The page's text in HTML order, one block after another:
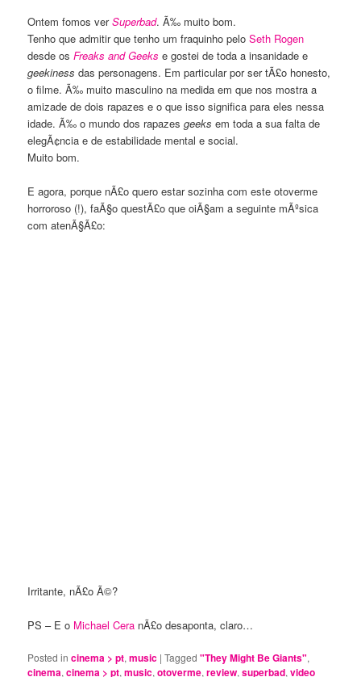
Ontem fomos verSuperbad. Ã‰ muito bom.
Tenho que admitir que tenho um fraquinho peloSeth Rogen
desde osFreaks and Geeks e gostei de toda a insanidade e
geekiness das personagens. Em particular por ser tÃ£o honesto,
o filme. Ã‰ muito masculino na medida em que nos mostra a
amizade de dois rapazes e o que isso significa para eles nessa
idade. Ã‰ o mundo dos rapazesgeeks em toda a sua falta de
elegÃ¢ncia e de estabilidade mental e social.
Muito bom.
E agora, porque nÃ£o quero estar sozinha com este otoverme
horroroso (!), faÃ§o questÃ£o que oiÃ§am a seguinte mÃºsica
com atenÃ§Ã£o:
Irritante, nÃ£o Ã©?
PS – E o Michael Cera nÃ£o desaponta, claro…
Posted in cinema > pt,music |Tagged "They Might Be Giants",
cinema,cinema > pt,music,otoverme,review,superbad,video